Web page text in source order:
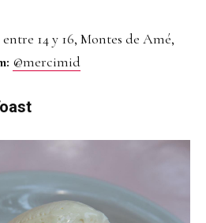
14 y 16, Montes de Amé,
@mercimid